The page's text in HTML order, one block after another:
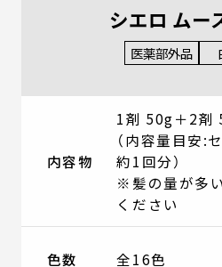
シエロ ムー
医薬部外品
内容物
1剤 50g＋2剤
（内容量目安:
約1回分）
※髪の量が多
ください
色数 全16色